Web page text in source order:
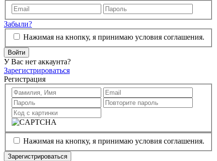
Забыли?
Нажимая на кнопку, я принимаю условия соглашения.
Войти
У Вас нет аккаунта?
Зарегистрироваться
Регистрация
Нажимая на кнопку, я принимаю условия соглашения.
Зарегистрироваться